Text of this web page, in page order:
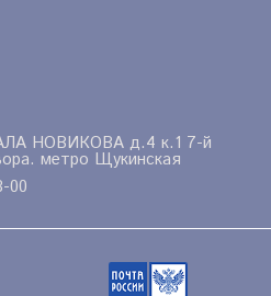
НОВИКОВА д.4 к.1 7-й
метро Щукинская
00